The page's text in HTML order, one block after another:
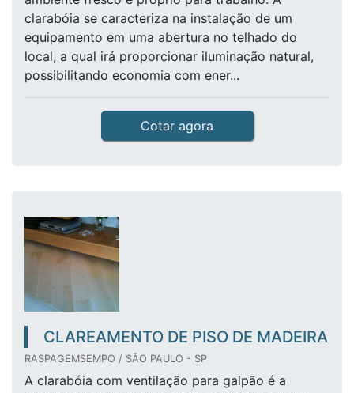
clarabóia se caracteriza na instalação de um
equipamento em uma abertura no telhado do
local, a qual irá proporcionar iluminação natural,
possibilitando economia com ener...
Cotar agora
CLAREAMENTO DE PISO DE MADEIRA
RASPAGEMSEMPO / SÃO PAULO - SP
A clarabóia com ventilação para galpão é a